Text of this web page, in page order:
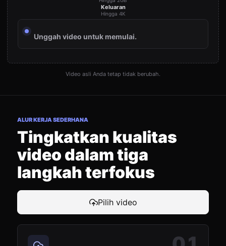
Keluaran
Hingga 4K
Unggah video untuk memulai.
Video asli Anda tetap tidak berubah.
ALUR KERJA SEDERHANA
Tingkatkan kualitas
video dalam tiga
langkah terfokus
Pilih video